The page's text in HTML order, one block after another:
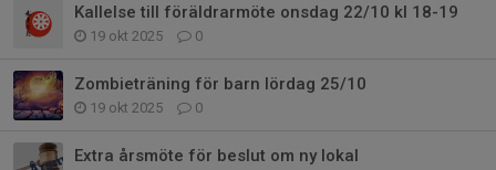
Kallelse till föräldrarmöte onsdag 22/10 kl 18-19
19 okt 2025 0
Zombieträning för barn lördag 25/10
19 okt 2025 0
Extra årsmöte för beslut om ny lokal